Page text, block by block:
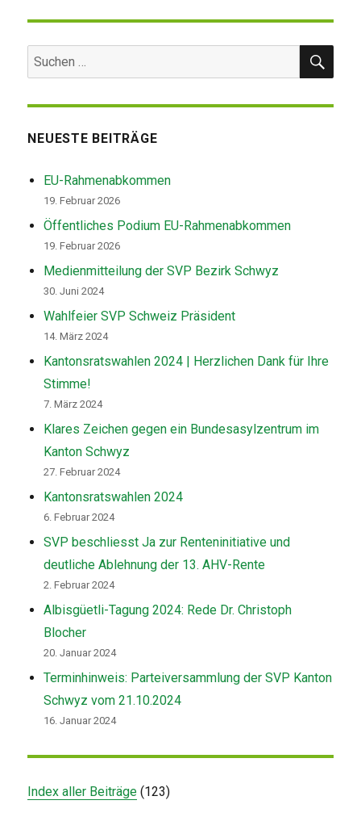
Suchen
nach:
NEUESTE BEITRÄGE
EU-Rahmenabkommen
19. Februar 2026
Öffentliches Podium EU-Rahmenabkommen
19. Februar 2026
Medienmitteilung der SVP Bezirk Schwyz
30. Juni 2024
Wahlfeier SVP Schweiz Präsident
14. März 2024
Kantonsratswahlen 2024 | Herzlichen Dank für Ihre
Stimme!
7. März 2024
Klares Zeichen gegen ein Bundesasylzentrum im
Kanton Schwyz
27. Februar 2024
Kantonsratswahlen 2024
6. Februar 2024
SVP beschliesst Ja zur Renteninitiative und
deutliche Ablehnung der 13. AHV-Rente
2. Februar 2024
Albisgüetli-Tagung 2024: Rede Dr. Christoph
Blocher
20. Januar 2024
Terminhinweis: Parteiversammlung der SVP Kanton
Schwyz vom 21.10.2024
16. Januar 2024
Index aller Beiträge (123)